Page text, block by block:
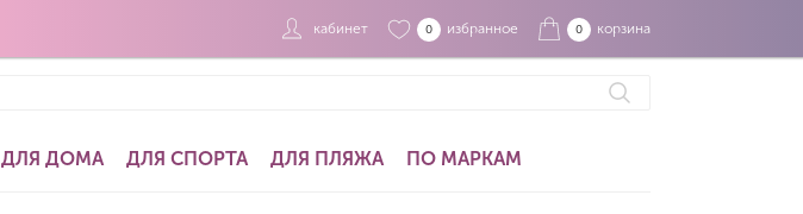
кабинет 0 избранное 0 корзина
ДЛЯ ДОМА ДЛЯ СПОРТА ДЛЯ ПЛЯЖА ПО МАРКАМ